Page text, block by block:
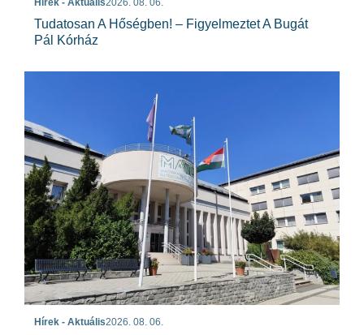
Hírek - Aktuális2026. 08. 06.
Tudatosan A Hőségben! – Figyelmeztet A Bugát
Pál Kórház
Hírek - Aktuális2026. 08. 06.